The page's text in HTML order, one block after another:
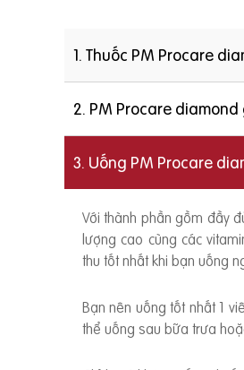
1. Thuốc PM Procare
2. PM Procare
3. Uống PM Procare
Với thành phần gồm đầy
lượng cao cùng các
thu tốt nhất khi bạn uống
Bạn nên uống tốt nhất 1
thể uống sau bữa trưa